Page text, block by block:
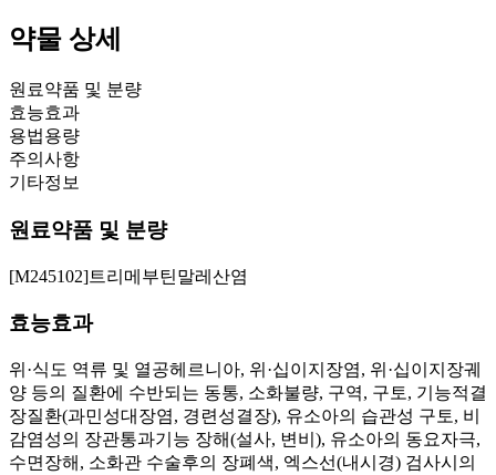
약물 상세
원료약품 및 분량
효능효과
용법용량
주의사항
기타정보
원료약품 및 분량
[M245102]트리메부틴말레산염
효능효과
위·식도 역류 및 열공헤르니아, 위·십이지장염, 위·십이지장궤
양 등의 질환에 수반되는 동통, 소화불량, 구역, 구토, 기능적결
장질환(과민성대장염, 경련성결장), 유소아의 습관성 구토, 비
감염성의 장관통과기능 장해(설사, 변비), 유소아의 동요자극,
수면장해, 소화관 수술후의 장폐색, 엑스선(내시경) 검사시의